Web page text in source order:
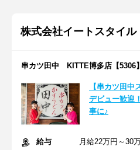
株式会社イートスタイル
串カツ田中 KITTE博多店【5306】
【串カツ田中
デビュー歓迎
事に♪
給与
月給22万円～30